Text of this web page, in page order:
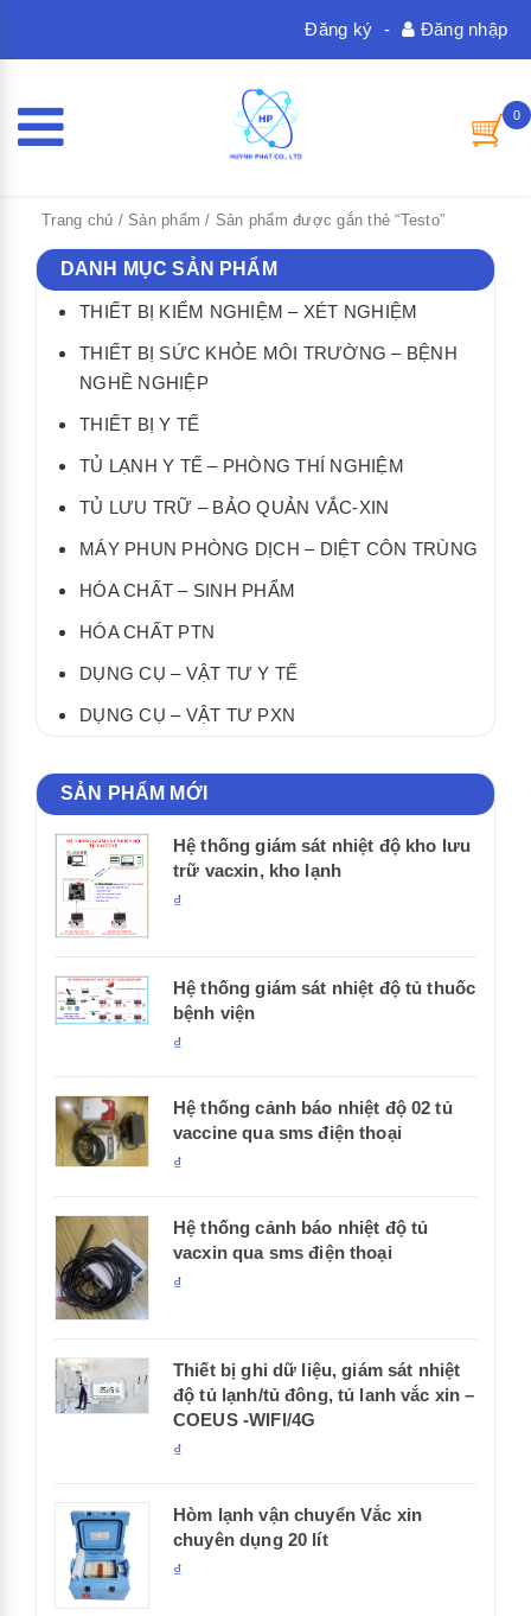
Đăng nhập
-
Đăng ký
0
Trang chủ / Sản phẩm / Sản phẩm được gắn thẻ “Testo”
DANH MỤC SẢN PHẨM
THIẾT BỊ KIỂM NGHIỆM – XÉT NGHIỆM
THIẾT BỊ SỨC KHỎE MÔI TRƯỜNG – BỆNH
NGHỀ NGHIỆP
THIẾT BỊ Y TẾ
TỦ LẠNH Y TẾ – PHÒNG THÍ NGHIỆM
TỦ LƯU TRỮ – BẢO QUẢN VẮC-XIN
MÁY PHUN PHÒNG DỊCH – DIỆT CÔN TRÙNG
HÓA CHẤT – SINH PHẨM
HÓA CHẤT PTN
DỤNG CỤ – VẬT TƯ Y TẾ
DỤNG CỤ – VẬT TƯ PXN
SẢN PHẨM MỚI
Hệ thống giám sát nhiệt độ kho lưu
trữ vacxin, kho lạnh
₫
Hệ thống giám sát nhiệt độ tủ thuốc
bệnh viện
₫
Hệ thống cảnh báo nhiệt độ 02 tủ
vaccine qua sms điện thoại
₫
Hệ thống cảnh báo nhiệt độ tủ
vacxin qua sms điện thoại
₫
Thiết bị ghi dữ liệu, giám sát nhiệt
độ tủ lạnh/tủ đông, tủ lanh vắc xin –
COEUS -WIFI/4G
₫
Hòm lạnh vận chuyển Vắc xin
chuyên dụng 20 lít
₫